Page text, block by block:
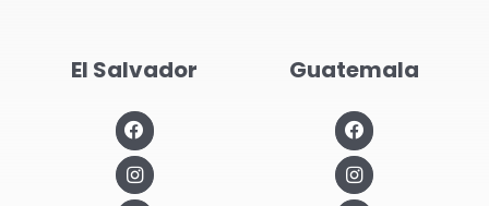
El Salvador Guatemala